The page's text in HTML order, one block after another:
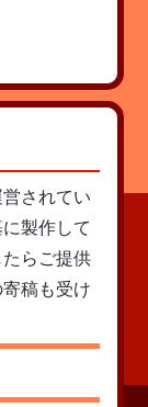
されてい
製作して
らご提供
稿も受け